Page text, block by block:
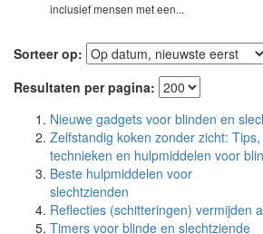
inclusief mensen met een...
Sorteer op:
Resultaten per pagina:
Nieuwe gadgets voor blinden en
Zelfstandig koken zonder zicht: Tips,
technieken en hulpmiddelen voor
Beste hulpmiddelen voor
slechtzienden
Reflecties (schitteringen) vermijden
Timers voor blinde en slechtziende